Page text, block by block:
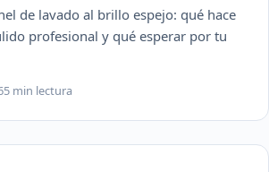
de lavado al brillo espejo: qué hace
profesional y qué esperar por tu
5 min lectura